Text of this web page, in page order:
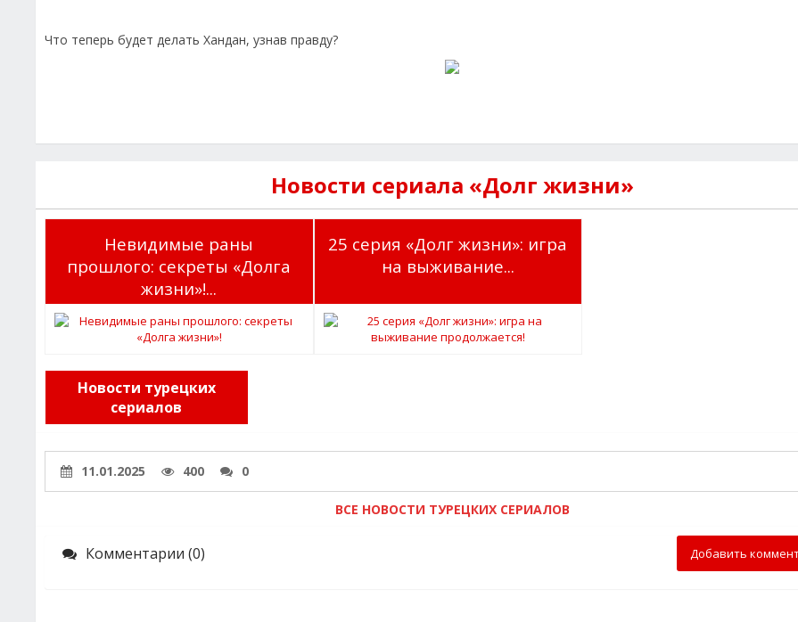
Что теперь будет делать Хандан, узнав правду?
Новости сериала «Долг жизни»
Невидимые раны
прошлого: секреты «Долга
жизни»!...
25 серия «Долг жизни»: игра
на выживание...
Новости турецких
сериалов
11.01.2025 400 0
ВСЕ НОВОСТИ ТУРЕЦКИХ СЕРИАЛОВ
Комментарии (0) Добавить